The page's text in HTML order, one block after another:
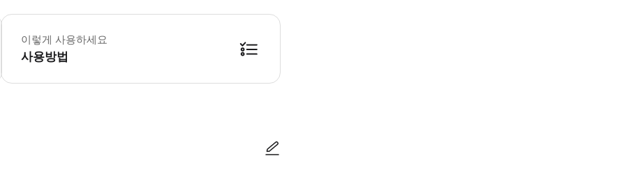
톱카프 궁전은 화요일에 휴무입니다. 돌마바흐체 궁전은 월요일에 휴무입니다. 그랜드 바자르는 일요일에 휴무입니다. 이 날에는 아라스타 바자르 또는
이렇게 사용하세요
사용방법